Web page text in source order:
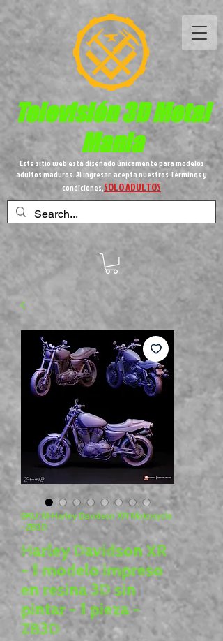
Televisión 3DMetal
Mania
Este sitio web está diseñado únicamente para modelos
adultos maduros. Al ingresar, acepta nuestros Términos y
condiciones,SOLO ADULTOS
SKU: M-Harley Davidson XR Motorcycle
- ZB3D
Harley Davidson XR
- 1 modelo impreso
en resina 3D sin
pintar - 1 pieza -
ZB3D